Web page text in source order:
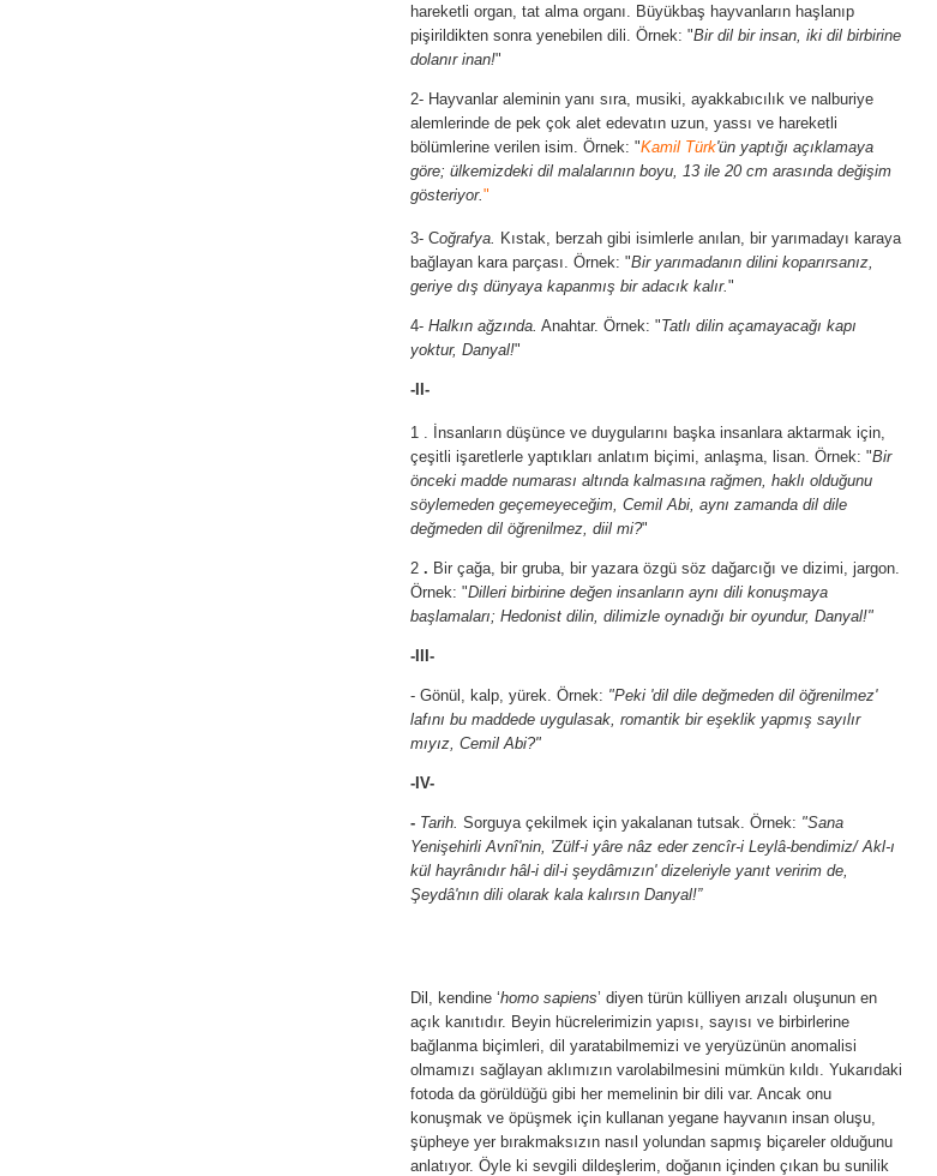
hareketli organ, tat alma organı. Büyükbaş hayvanların haşlanıp
pişirildikten sonra yenebilen dili. Örnek: "Bir dil bir insan, iki dil birbirine
dolanır inan!"
2- Hayvanlar aleminin yanı sıra, musiki, ayakkabıcılık ve nalburiye
alemlerinde de pek çok alet edevatın uzun, yassı ve hareketli
bölümlerine verilen isim. Örnek: "Kamil Türk'ün yaptığı açıklamaya
göre; ülkemizdeki dil malalarının boyu, 13 ile 20 cm arasında değişim
gösteriyor. "
3- Coğrafya. Kıstak, berzah gibi isimlerle anılan, bir yarımadayı karaya
bağlayan kara parçası. Örnek: "Bir yarımadanın dilini koparırsanız,
geriye dış dünyaya kapanmış bir adacık kalır. "
4- Halkın ağzında. Anahtar. Örnek: "Tatlı dilin açamayacağı kapı
yoktur, Danyal!"
-II-
1 . İnsanların düşünce ve duygularını başka insanlara aktarmak için,
çeşitli işaretlerle yaptıkları anlatım biçimi, anlaşma, lisan. Örnek: "Bir
önceki madde numarası altında kalmasına rağmen, haklı olduğunu
söylemeden geçemeyeceğim, Cemil Abi, aynı zamanda dil dile
değmeden dil öğrenilmez, diil mi?"
2 . Bir çağa, bir gruba, bir yazara özgü söz dağarcığı ve dizimi, jargon.
Örnek: "Dilleri birbirine değen insanların aynı dili konuşmaya
başlamaları; Hedonist dilin, dilimizle oynadığı bir oyundur, Danyal!"
-III-
- Gönül, kalp, yürek. Örnek: "Peki 'dil dile değmeden dil öğrenilmez'
lafını bu maddede uygulasak, romantik bir eşeklik yapmış sayılır
mıyız, Cemil Abi?"
-IV-
- Tarih. Sorguya çekilmek için yakalanan tutsak. Örnek: "Sana
Yenişehirli Avnî'nin, 'Zülf-i yâre nâz eder zencîr-i Leylâ-bendimiz/ Akl-ı
kül hayrânıdır hâl-i dil-i şeydâmızın' dizeleriyle yanıt veririm de,
Şeydâ'nın dili olarak kala kalırsın Danyal!”
Dil, kendine ‘homo sapiens’ diyen türün külliyen arızalı oluşunun en
açık kanıtıdır. Beyin hücrelerimizin yapısı, sayısı ve birbirlerine
bağlanma biçimleri, dil yaratabilmemizi ve yeryüzünün anomalisi
olmamızı sağlayan aklımızın varolabilmesini mümkün kıldı. Yukarıdaki
fotoda da görüldüğü gibi her memelinin bir dili var. Ancak onu
konuşmak ve öpüşmek için kullanan yegane hayvanın insan oluşu,
şüpheye yer bırakmaksızın nasıl yolundan sapmış biçareler olduğunu
anlatıyor. Öyle ki sevgili dildeşlerim, doğanın içinden çıkan bu sunilik